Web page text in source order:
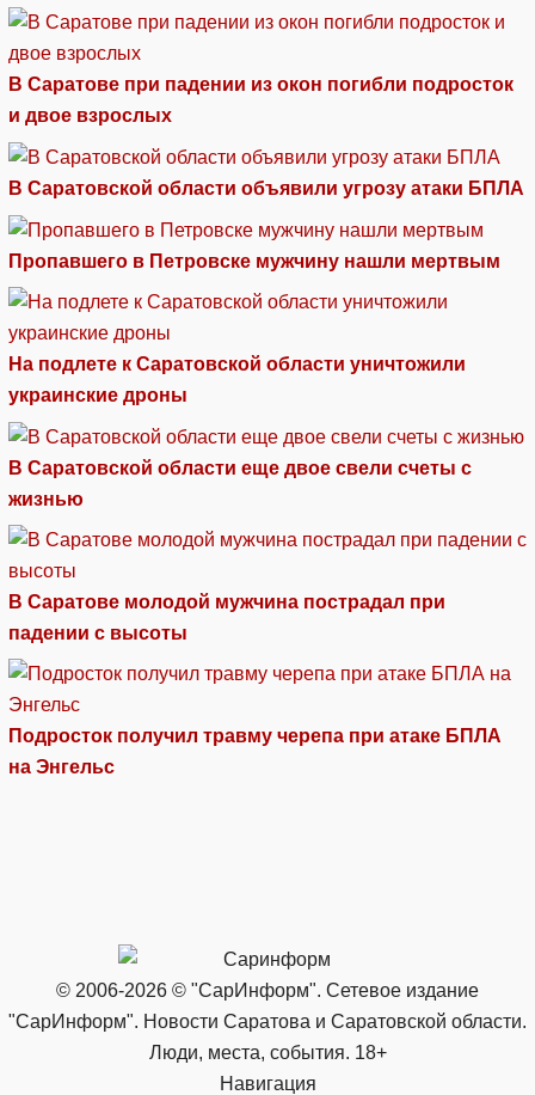
В Саратове при падении из окон погибли подросток
и двое взрослых
В Саратовской области объявили угрозу атаки БПЛА
Пропавшего в Петровске мужчину нашли мертвым
На подлете к Саратовской области уничтожили
украинские дроны
В Саратовской области еще двое свели счеты с
жизнью
В Саратове молодой мужчина пострадал при
падении с высоты
Подросток получил травму черепа при атаке БПЛА
на Энгельс
© 2006-2026 © "СарИнформ". Сетевое издание
"СарИнформ". Новости Саратова и Саратовской области.
Люди, места, события. 18+
Навигация